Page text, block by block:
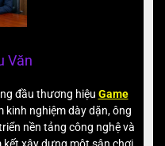
Văn
đầu thương hiệu Game
kinh nghiệm dày dặn, ông
nền tảng công nghệ và